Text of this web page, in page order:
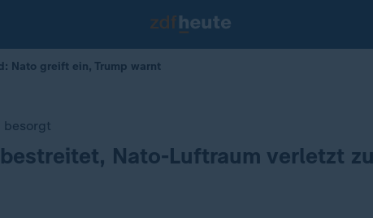
Nato greift ein, Trump warnt
besorgt
Nato-Luftraum verletzt